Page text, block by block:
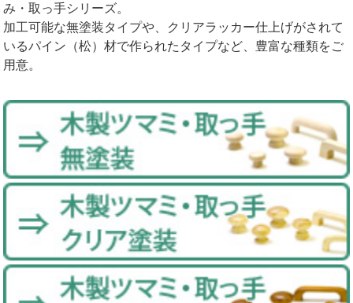
み・取っ手シリーズ。
加工可能な無塗装タイプや、クリアラッカー仕上げがされて
いるパイン（松）材で作られたタイプなど、豊富な種類をご
用意。